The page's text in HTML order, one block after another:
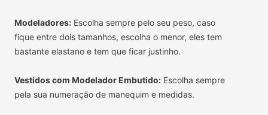
Modeladores: Escolha sempre pelo seu peso, caso
fique entre dois tamanhos, escolha o menor, eles tem
bastante elastano e tem que ficar justinho.
Vestidos com Modelador Embutido: Escolha sempre
pela sua numeração de manequim e medidas.